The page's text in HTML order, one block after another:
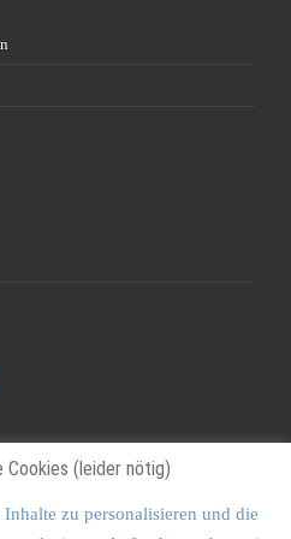
Cookies (leider nötig)
zu personalisieren und die